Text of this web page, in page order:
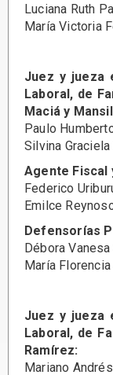
Luciana Ruth
María Victoria
Juez y jueza
Laboral, de
Maciá y
Paulo
Silvina
Agente Fiscal
Federico
Emilce
Defensorías
Débora
María
Juez y jueza
Laboral, de
Ramírez:
Mariano